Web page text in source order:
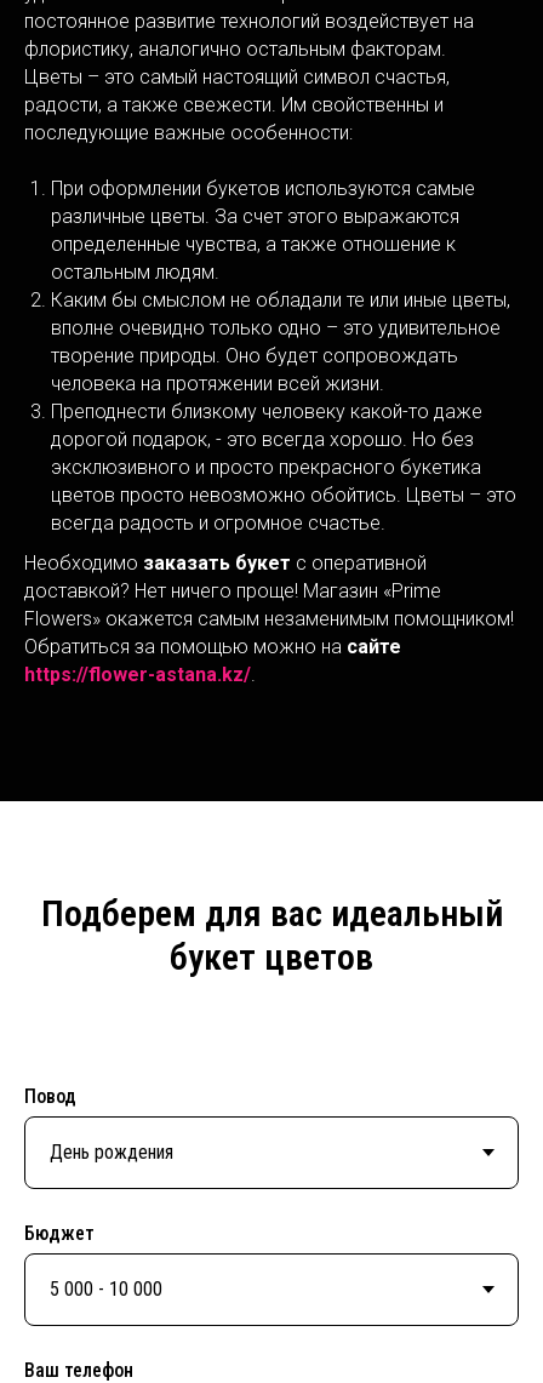
постоянное развитие технологий воздействует на
флористику, аналогично остальным факторам.
Цветы – это самый настоящий символ счастья,
радости, а также свежести. Им свойственны и
последующие важные особенности:
При оформлении букетов используются самые
различные цветы. За счет этого выражаются
определенные чувства, а также отношение к
остальным людям.
Каким бы смыслом не обладали те или иные цветы,
вполне очевидно только одно – это удивительное
творение природы. Оно будет сопровождать
человека на протяжении всей жизни.
Преподнести близкому человеку какой-то даже
дорогой подарок, - это всегда хорошо. Но без
эксклюзивного и просто прекрасного букетика
цветов просто невозможно обойтись. Цветы – это
всегда радость и огромное счастье.
Необходимо заказать букет с оперативной
доставкой? Нет ничего проще! Магазин «Prime
Flowers» окажется самым незаменимым помощником!
Обратиться за помощью можно на сайте
https://flower-astana.kz/.
Подберем для вас идеальный
букет цветов
Повод
Бюджет
Ваш телефон